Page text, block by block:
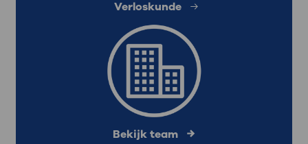
Verloskunde
Bekijk team